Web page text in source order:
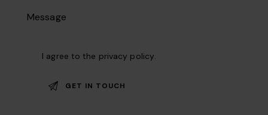
I agree to the privacy policy.